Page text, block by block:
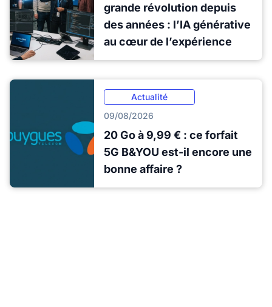
grande révolution depuis
des années : l’IA générative
au cœur de l’expérience
Actualité
09/08/2026
20 Go à 9,99 € : ce forfait
5G B&YOU est-il encore une
bonne affaire ?